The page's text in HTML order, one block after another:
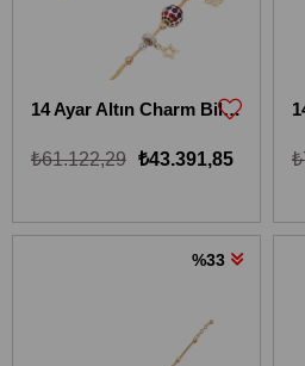
14 Ayar Altın Charm Bileklik 14KBLKİ15
₺43.391,85
₺61.122,29
%33